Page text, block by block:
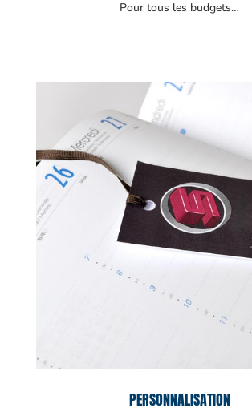
Pour tous les budgets…
PERSONNALISATION